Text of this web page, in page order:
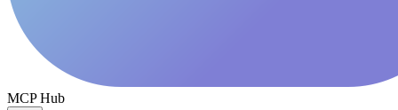
MCP Hub